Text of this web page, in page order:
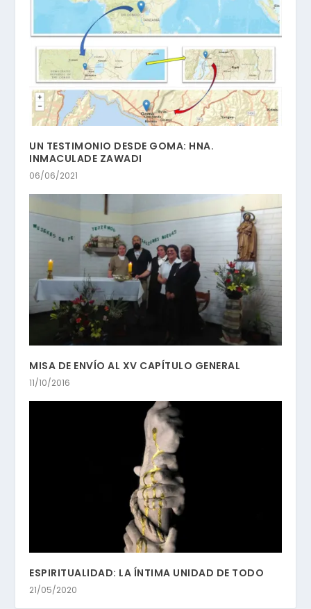
UN TESTIMONIO DESDE GOMA: HNA.
INMACULADE ZAWADI
06/06/2021
MISA DE ENVÍO AL XV CAPÍTULO GENERAL
11/10/2016
ESPIRITUALIDAD: LA ÍNTIMA UNIDAD DE TODO
21/05/2020